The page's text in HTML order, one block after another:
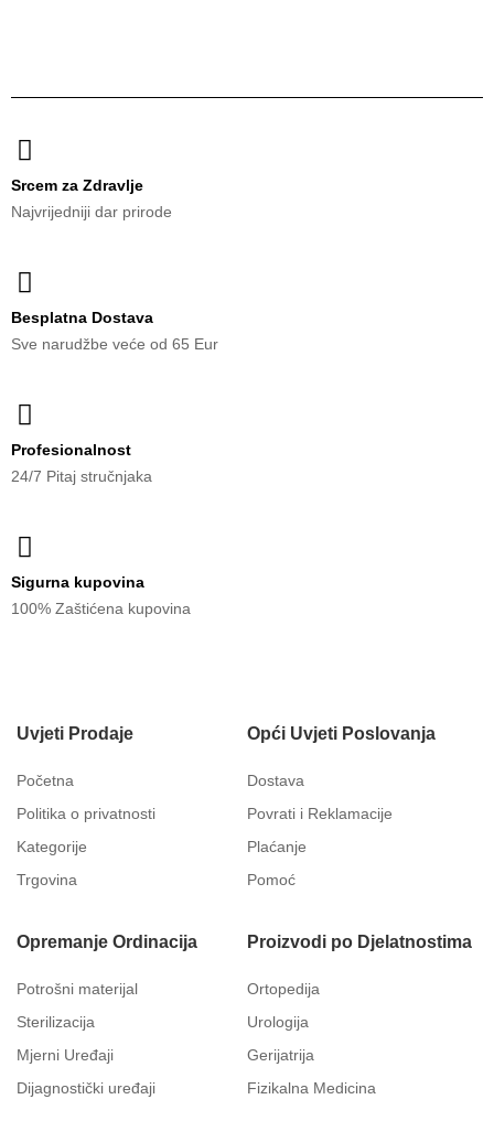
Srcem za Zdravlje
Najvrijedniji dar prirode
Besplatna Dostava
Sve narudžbe veće od 65 Eur
Profesionalnost
24/7 Pitaj stručnjaka
Sigurna kupovina
100% Zaštićena kupovina
Uvjeti Prodaje
Početna
Politika o privatnosti
Kategorije
Trgovina
Opći Uvjeti Poslovanja
Dostava
Povrati i Reklamacije
Plaćanje
Pomoć
Opremanje Ordinacija
Potrošni materijal
Sterilizacija
Mjerni Uređaji
Dijagnostički uređaji
Proizvodi po Djelatnostima
Ortopedija
Urologija
Gerijatrija
Fizikalna Medicina